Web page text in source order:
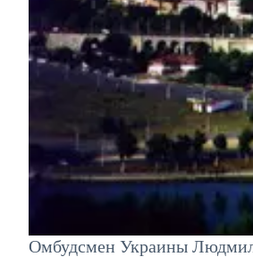
Омбудсмен Украины